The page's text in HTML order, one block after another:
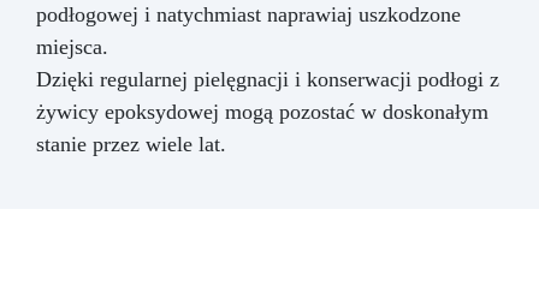
podłogowej i natychmiast naprawiaj uszkodzone
miejsca.
Dzięki regularnej pielęgnacji i konserwacji podłogi z
żywicy epoksydowej mogą pozostać w doskonałym
stanie przez wiele lat.